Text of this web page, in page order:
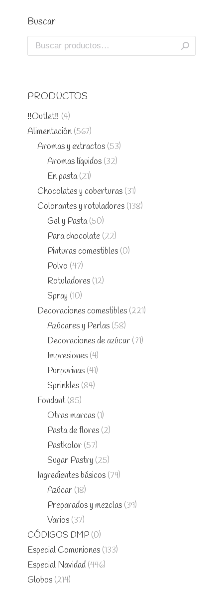
Buscar
PRODUCTOS
‼️Outlet‼️ (4)
Alimentación (567)
Aromas y extractos (53)
Aromas líquidos (32)
En pasta (21)
Chocolates y coberturas (31)
Colorantes y rotuladores (138)
Gel y Pasta (50)
Para chocolate (22)
Pinturas comestibles (0)
Polvo (47)
Rotuladores (12)
Spray (10)
Decoraciones comestibles (221)
Azúcares y Perlas (58)
Decoraciones de azúcar (71)
Impresiones (4)
Purpurinas (41)
Sprinkles (84)
Fondant (85)
Otras marcas (1)
Pasta de flores (2)
Pastkolor (57)
Sugar Pastry (25)
Ingredientes básicos (79)
Azúcar (18)
Preparados y mezclas (39)
Varios (37)
CÓDIGOS DMP (0)
Especial Comuniones (133)
Especial Navidad (446)
Globos (214)